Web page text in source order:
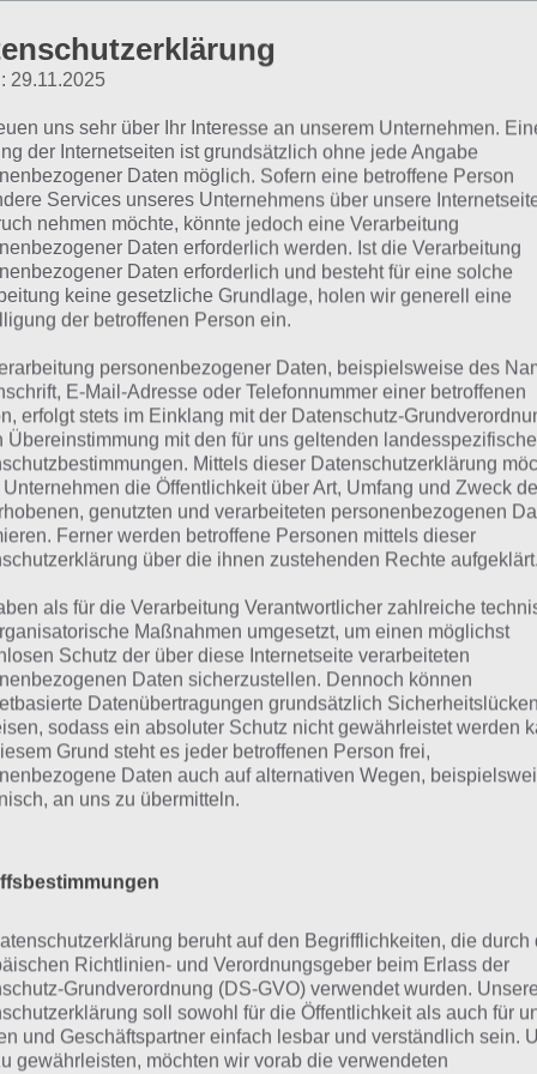
weckt einen mitten
Lösung für 94%
findest du bereits die Lösung rund um Das weckt
Reihenfolge bei jedem Spieler anders ist, können wir
weshalb du über unsere Komplettlösung jedoch
die entsprechenden Antworten findest!
Weitere Lösungen zu 94% gesucht
Schaue inunsere Komplettlösung
Lösungen auch ohne unsere Hilfe, indem du in
jedoch begrenzt sind, hast du hier stets die
29.11.2025
uns sehr über Ihr Interesse an unserem Unternehmen.
der Internetseiten ist grundsätzlich ohne jede Angabe
Daten möglich. Sofern eine betroffene Person
Services unseres Unternehmens über unsere
nehmen möchte, könnte jedoch eine Verarbeitung
Daten erforderlich werden. Ist die Verarbeitung
Daten erforderlich und besteht für eine solche
keine gesetzliche Grundlage, holen wir generell eine
der betroffenen Person ein.
personenbezogener Daten, beispielsweise des
E-Mail-Adresse oder Telefonnummer einer betroffenen
erfolgt stets im Einklang mit der Datenschutz-
Übereinstimmung mit den für uns geltenden
Mittels dieser Datenschutzerklärung
Unternehmen die Öffentlichkeit über Art, Umfang und Zweck
genutzten und verarbeiteten personenbezogenen
Ferner werden betroffene Personen mittels dieser
über die ihnen zustehenden Rechte aufgeklärt.
als für die Verarbeitung Verantwortlicher zahlreiche
Maßnahmen umgesetzt, um einen möglichst
Schutz der über diese Internetseite verarbeiteten
Daten sicherzustellen. Dennoch können
Datenübertragungen grundsätzlich Sicherheitslücken
sodass ein absoluter Schutz nicht gewährleistet werden
Grund steht es jeder betroffenen Person frei,
Daten auch auf alternativen Wegen,
an uns zu übermitteln.
beruht auf den Begrifflichkeiten, die durch
Richtlinien- und Verordnungsgeber beim Erlass der
Grundverordnung (DS-GVO) verwendet wurden. Unsere
soll sowohl für die Öffentlichkeit als auch für
und Geschäftspartner einfach lesbar und verständlich sein.
gewährleisten, möchten wir vorab die verwendeten